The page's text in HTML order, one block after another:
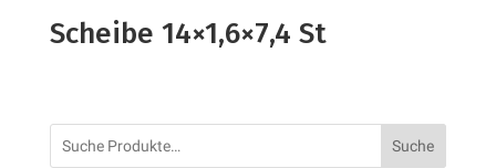
Scheibe 14×1,6×7,4 St
Suche